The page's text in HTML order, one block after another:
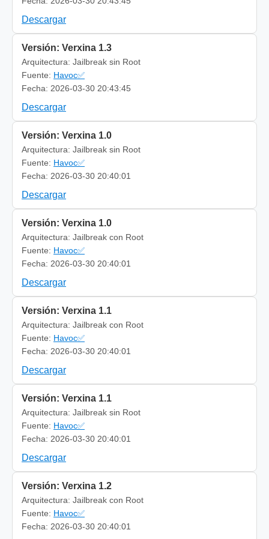
Descargar
Versión: Verxina 1.3
Arquitectura: Jailbreak sin Root
Fuente: Havoc✅
Fecha: 2026-03-30 20:43:45
Descargar
Versión: Verxina 1.0
Arquitectura: Jailbreak sin Root
Fuente: Havoc✅
Fecha: 2026-03-30 20:40:01
Descargar
Versión: Verxina 1.0
Arquitectura: Jailbreak con Root
Fuente: Havoc✅
Fecha: 2026-03-30 20:40:01
Descargar
Versión: Verxina 1.1
Arquitectura: Jailbreak con Root
Fuente: Havoc✅
Fecha: 2026-03-30 20:40:01
Descargar
Versión: Verxina 1.1
Arquitectura: Jailbreak sin Root
Fuente: Havoc✅
Fecha: 2026-03-30 20:40:01
Descargar
Versión: Verxina 1.2
Arquitectura: Jailbreak con Root
Fuente: Havoc✅
Fecha: 2026-03-30 20:40:01